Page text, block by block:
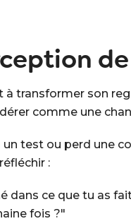
de
transformer son
comme une
test ou perd une
:
dans ce que tu as
fois ?"